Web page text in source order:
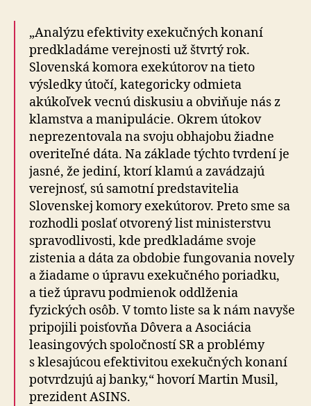
„Analýzu efektivity exekučných konaní
predkladáme verejnosti už štvrtý rok.
Slovenská komora exekútorov na tieto
výsledky útočí, kategoricky odmieta
akúkoľvek vecnú diskusiu a obviňuje nás z
klamstva a ma­ni­pu­lá­cie. Okrem útokov
neprezentovala na svoju obhajobu žiadne
overiteľné dáta. Na základe týchto tvrdení je
jasné, že jediní, ktorí klamú a zavádzajú
verejnosť, sú samotní predstavitelia
Slovenskej komory exekútorov. Preto sme sa
rozhodli poslať otvorený list ministerstvu
spravodlivosti, kde predkladáme svoje
zistenia a dáta za obdobie fungovania novely
a žiadame o úpravu exekučného poriadku,
a tiež úpravu podmienok oddlženia
fyzických osôb. V tomto liste sa k nám navyše
pripojili poisťovňa Dôvera a Asociácia
leasingových spoločností SR a problémy
s klesajúcou efektivitou exekučných konaní
potvrdzujú aj banky,“ hovorí Martin Musil,
prezident ASINS.